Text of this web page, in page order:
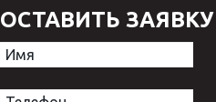
ОСТАВИТЬ ЗАЯВКУ